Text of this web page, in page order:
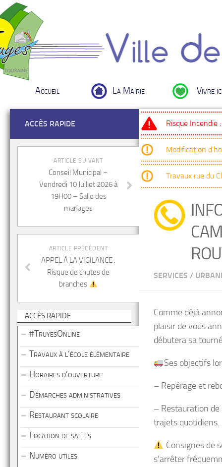
Accueil La Mairie Vivre
Risque Incendie
Modification
Travaux rue du
SERVICES /
​Comme déjà
plaisir de vous
débutera sa
​Ses objectifs
– ​Repérage et
– ​Restauration
trajets quotidiens.
Consignes de
s’arrêter
ACCÈS RAPIDE
ARTICLE SUIVANT
Conseil Municipal –
Vendredi 10 Juillet 2026 à
19H00 – Salle des
mariages
ARTICLE PRÉCÉDENT
APPEL À LA VIGILANCE :
Risque de chutes de
branches
ACCÈS RAPIDE
#TruyesOnline
Travaux à l’école élémentaire
Horaires d’ouverture
Démarches administratives
Restaurant scolaire
Location de salles
Numéro utiles